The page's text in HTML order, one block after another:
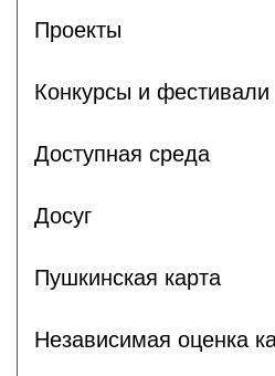
Проекты
Конкурсы и фестивали
Доступная среда
Досуг
Пушкинская карта
Независимая оценка